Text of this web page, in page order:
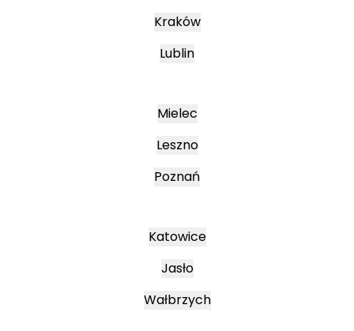
Kraków
Lublin
Mielec
Leszno
Poznań
Katowice
Jasło
Wałbrzych